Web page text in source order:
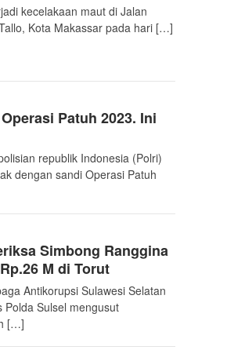
kecelakaan maut di Jalan
Kota Makassar pada hari […]
Patuh 2023. Ini
republik Indonesia (Polri)
dengan sandi Operasi Patuh
Simbong Ranggina
M di Torut
Antikorupsi Sulawesi Selatan
Polda Sulsel mengusut
[…]